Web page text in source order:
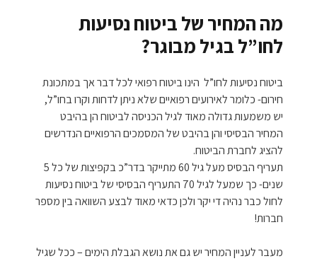
מה המחיר של ביטוח נסיעות
לחו”ל בגיל מבוגר?
ביטוח נסיעות לחו”ל הינו ביטוח רפואי לכל דבר אך במתכונת
חירום- כלומר לאירועים רפואיים שלא ניתן לדחות וקרו בחו”ל,
יש משמעות גדולה מאוד לגיל הכניסה לביטוח הן בהיבט
המחיר הבסיסי והן בהיבט של המסמכים הרפואיים הנדרשים
להציג לחברת הביטוח.
תעריף הבסיס מעל גיל 60 מתייקר בדר”כ בקפיצות של כל 5
שנים- כך שמעל לגיל 70 התעריף הבסיסי של ביטוח נסיעות
לחול כבר נהיה די יקר ולכן כדאי מאוד לבצע השוואה בין מספר
חברות!
מעבר לעניין המחיר יש גם את נושא הגבלת הימים – ככל שגיל